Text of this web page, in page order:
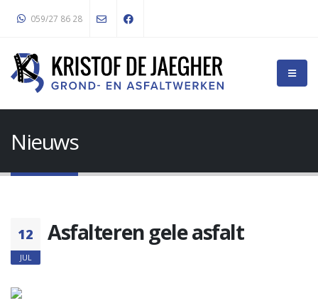
059/27 86 28
Nieuws
12
JUL
Asfalteren gele asfalt